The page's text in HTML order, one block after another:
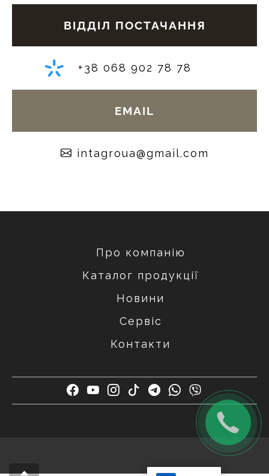
ВІДДІЛ ПОСТАЧАННЯ
+38 068 902 78 78
EMAIL
moc.liamg@auorgatni
Про компанію
Каталог продукції
Новини
Сервіс
Контакти